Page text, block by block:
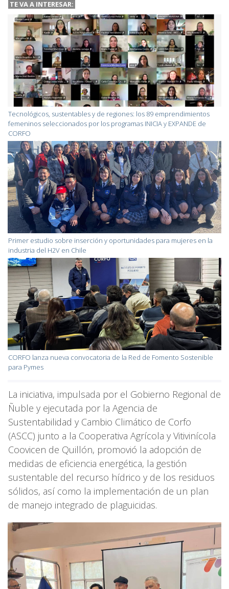
TE VA A INTERESAR:
Tecnológicos, sustentables y de regiones: los 89 emprendimientos
femeninos seleccionados por los programas INICIA y EXPANDE de
CORFO
Primer estudio sobre inserción y oportunidades para mujeres en la
industria del H2V en Chile
CORFO lanza nueva convocatoria de la Red de Fomento Sostenible
para Pymes
La iniciativa, impulsada por el Gobierno Regional de
Ñuble y ejecutada por la Agencia de
Sustentabilidad y Cambio Climático de Corfo
(ASCC) junto a la Cooperativa Agrícola y Vitivinícola
Coovicen de Quillón, promovió la adopción de
medidas de eficiencia energética, la gestión
sustentable del recurso hídrico y de los residuos
sólidos, así como la implementación de un plan
de manejo integrado de plaguicidas.